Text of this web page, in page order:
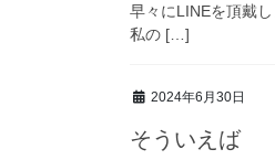
早々にLINEを頂戴
私の […]
2024年6月30日
そういえば